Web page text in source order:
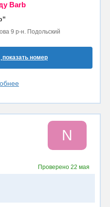
Barb
9 р-н. Подольский
показать номер
N
Проверено 22 мая